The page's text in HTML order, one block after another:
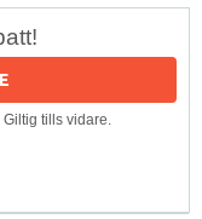
Giltig tills vidare.